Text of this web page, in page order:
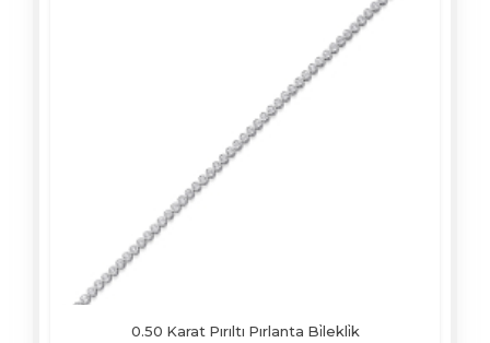
0.50 Karat Pırıltı Pırlanta Bi̇lekli̇k